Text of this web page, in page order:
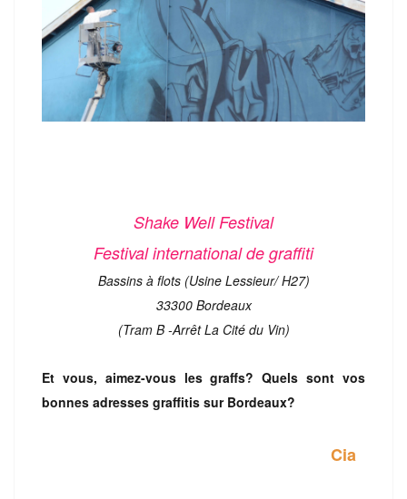
Shake Well Festival
Festival international de graffiti
Bassins à flots (Usine Lessieur/ H27)
33300 Bordeaux
(Tram B -Arrêt La Cité du Vin)
Et vous, aimez-vous les graffs? Quels sont vos
bonnes adresses graffitis sur Bordeaux?
Cia